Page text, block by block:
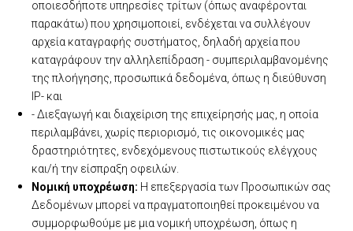
οποιεσδήποτε υπηρεσίες τρίτων (όπως αναφέρονται
παρακάτω) που χρησιμοποιεί, ενδέχεται να συλλέγουν
αρχεία καταγραφής συστήματος, δηλαδή αρχεία που
καταγράφουν την αλληλεπίδραση - συμπεριλαμβανομένης
της πλοήγησης, προσωπικά δεδομένα, όπως η διεύθυνση
IP- και
- Διεξαγωγή και διαχείριση της επιχείρησής μας, η οποία
περιλαμβάνει, χωρίς περιορισμό, τις οικονομικές μας
δραστηριότητες, ενδεχόμενους πιστωτικούς ελέγχους
και/ή την είσπραξη οφειλών.
Νομική υποχρέωση: Η επεξεργασία των Προσωπικών σας
Δεδομένων μπορεί να πραγματοποιηθεί προκειμένου να
συμμορφωθούμε με μια νομική υποχρέωση, όπως η